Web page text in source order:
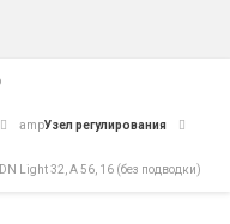
ampУзел регулирования
DN Light 32, A 56, 16 (без подводки)